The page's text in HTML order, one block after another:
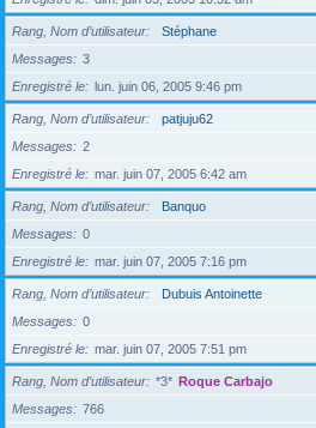
Rang, Nom d’utilisateur
Stéphane
Messages
3
Enregistré le
lun. juin 06, 2005 9:46 pm
Rang, Nom d’utilisateur
patjuju62
Messages
2
Enregistré le
mar. juin 07, 2005 6:42 am
Rang, Nom d’utilisateur
Banquo
Messages
0
Enregistré le
mar. juin 07, 2005 7:16 pm
Rang, Nom d’utilisateur
Dubuis Antoinette
Messages
0
Enregistré le
mar. juin 07, 2005 7:51 pm
Rang, Nom d’utilisateur *3* Roque Carbajo
Messages
766